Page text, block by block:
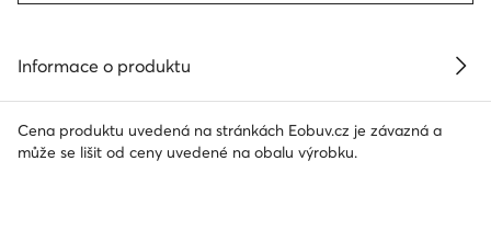
Informace o produktu
Cena produktu uvedená na stránkách Eobuv.cz je závazná a
může se lišit od ceny uvedené na obalu výrobku.